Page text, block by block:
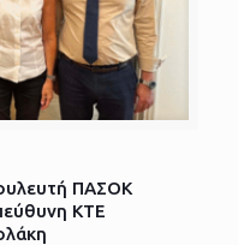
ΠΑΣΟΚ
ΚΤΕ